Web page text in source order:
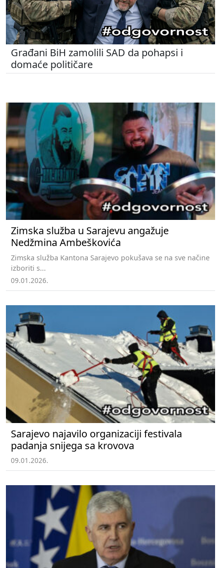
Građani BiH zamolili SAD da pohapsi i
domaće političare
Zimska služba u Sarajevu angažuje
Nedžmina Ambeškovića
Zimska služba Kantona Sarajevo pokušava se na sve načine
izboriti s...
09.01.2026.
Sarajevo najavilo organizaciji festivala
padanja snijega sa krovova
09.01.2026.